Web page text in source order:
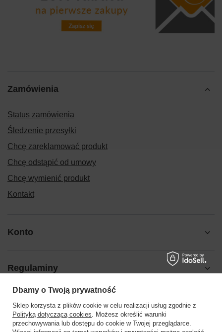
Zamówienia
Status zamówienia
Śledzenie przesyłki
Chcę zareklamować produkt
Chcę odstąpić od umowy
Chcę wymienić produkt
Kontakt
Konto
Regulaminy
Pomoc
Dbamy o Twoją prywatność
Sklep korzysta z plików cookie w celu realizacji usług zgodnie z
Polityką dotyczącą cookies. Możesz określić warunki
przechowywania lub dostępu do cookie w Twojej przeglądarce.